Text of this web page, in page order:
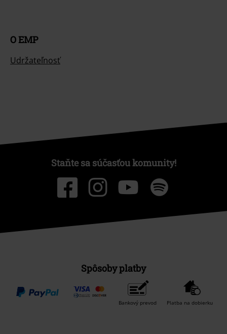
O EMP
Udržateľnosť
Staňte sa súčasťou komunity!
Spôsoby platby
Bankový prevod Platba na dobierku